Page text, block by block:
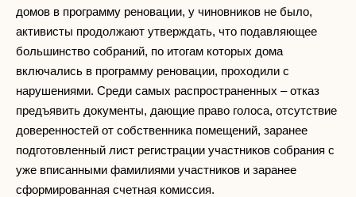
домов в программу реновации, у чиновников не было,
активисты продолжают утверждать, что подавляющее
большинство собраний, по итогам которых дома
включались в программу реновации, проходили с
нарушениями. Среди самых распространенных – отказ
предъявить документы, дающие право голоса, отсутствие
доверенностей от собственника помещений, заранее
подготовленный лист регистрации участников собрания с
уже вписанными фамилиями участников и заранее
сформированная счетная комиссия.